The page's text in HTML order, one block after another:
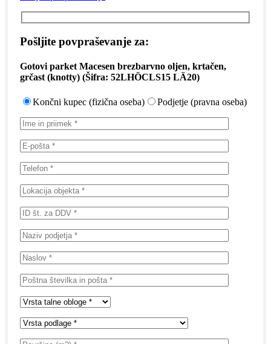
Pošljite povpraševanje za:
Gotovi parket Macesen brezbarvno oljen, krtačen,
grčast (knotty) (Šifra: 52LHÖCLS15 LÄ20)
Končni kupec (fizična oseba) Podjetje (pravna oseba)